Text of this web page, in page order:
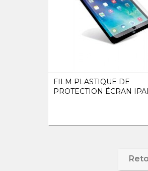
FILM PLASTIQUE DE
PROTECTION ÉCRAN